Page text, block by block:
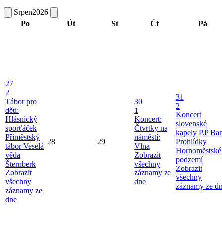
Srpen2026
Po
Út St Čt Pá
27
2
Tábor pro
děti:
Hlásnický
sporťáček
Příměstský
tábor Veselá
věda
Šternberk
Zobrazit
všechny
záznamy ze
dne
28 29
30
1
Koncert:
Čtvrtky na
náměstí:
Vlna
Zobrazit
všechny
záznamy ze
dne
31
2
Koncert
slovenské
kapely P.P
Prohlídky
podzemí
Zobrazit
všechny
záznamy ze